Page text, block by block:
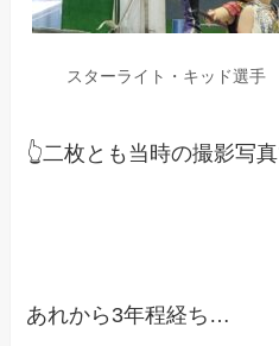
スターライト・キッド選手
👆二枚とも当時の撮影写
あれから3年程経ち…